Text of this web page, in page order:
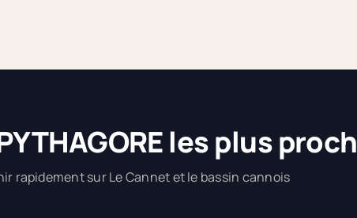
les plus
rapidement sur Le Cannet et le bassin cannois